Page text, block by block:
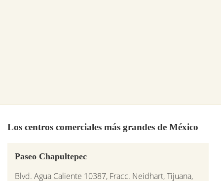
Los centros comerciales más grandes de México
Paseo Chapultepec
Blvd. Agua Caliente 10387, Fracc. Neidhart, Tijuana,